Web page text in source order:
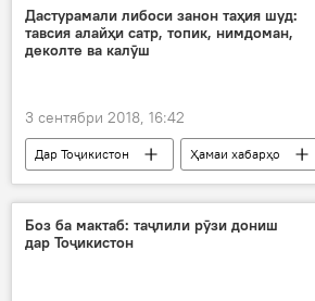
Дар Тоҷикистон
Дастурамали либоси занон таҳия шуд:
тавсия алайҳи сатр, топик, нимдоман,
деколте ва калӯш
3 сентябри 2018, 16:42
Дар Тоҷикистон
Ҳамаи хабарҳо
дастур
духтар
Либоси зани
тавсия
либоспушӣ
Вазорати фарҳанг
Боз ба мактаб: таҷлили рӯзи дониш
дар Тоҷикистон